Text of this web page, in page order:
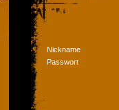
Nickname
Passwort